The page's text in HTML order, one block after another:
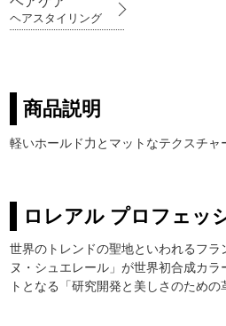
ヘアスタイリング
商品説明
軽いホールド力とマットなテクスチャ
ロレアル プロフェッ
世界のトレンドの聖地といわれるフ
ヌ・シュエレール」が世界初合成カ
トとなる「研究開発と美しさのため